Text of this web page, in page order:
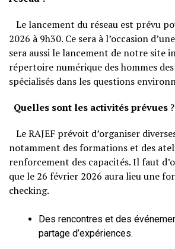
Le lancement du réseau est prévu
2026 à 9h30. Ce sera à l’occasion
sera aussi le lancement de notre site
répertoire numérique des hommes
spécialisés dans les questions
Quelles sont les activités prévues ?
Le RAJEF prévoit d’organiser
notamment des formations et des
renforcement des capacités. Il faut
que le 26 février 2026 aura lieu une
checking.
Des rencontres et des
partage d’expériences.